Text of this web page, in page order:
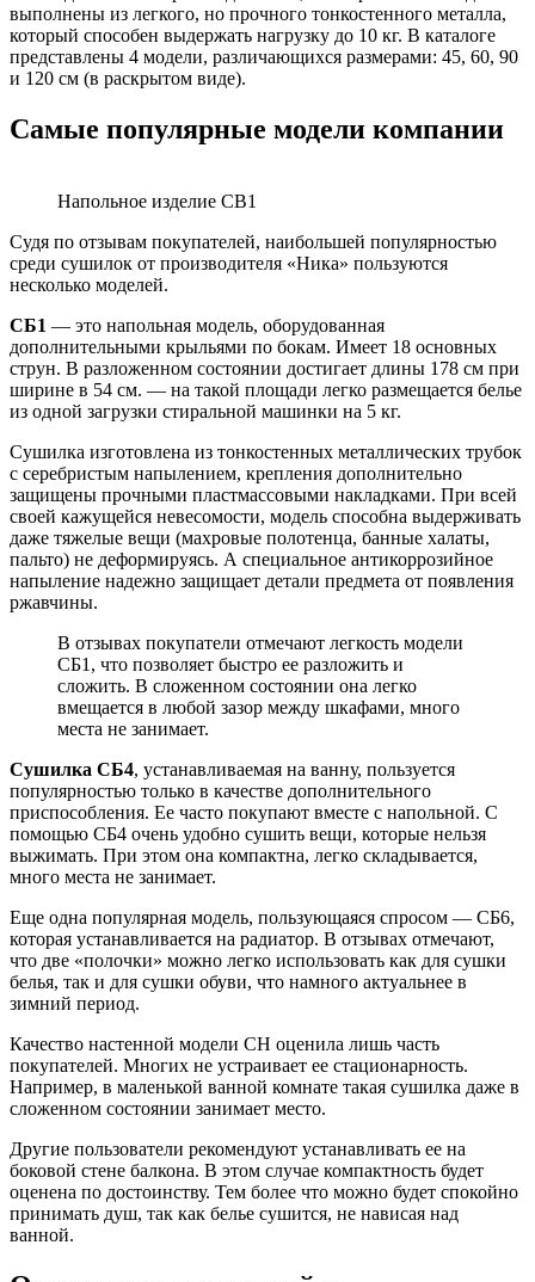
выполнены из легкого, но прочного тонкостенного металла,
который способен выдержать нагрузку до 10 кг. В каталоге
представлены 4 модели, различающихся размерами: 45, 60, 90
и 120 см (в раскрытом виде).
Самые популярные модели компании
Напольное изделие СВ1
Судя по отзывам покупателей, наибольшей популярностью
среди сушилок от производителя «Ника» пользуются
несколько моделей.
СБ1 — это напольная модель, оборудованная
дополнительными крыльями по бокам. Имеет 18 основных
струн. В разложенном состоянии достигает длины 178 см при
ширине в 54 см. — на такой площади легко размещается белье
из одной загрузки стиральной машинки на 5 кг.
Сушилка изготовлена из тонкостенных металлических трубок
с серебристым напылением, крепления дополнительно
защищены прочными пластмассовыми накладками. При всей
своей кажущейся невесомости, модель способна выдерживать
даже тяжелые вещи (махровые полотенца, банные халаты,
пальто) не деформируясь. А специальное антикоррозийное
напыление надежно защищает детали предмета от появления
ржавчины.
В отзывах покупатели отмечают легкость модели
СБ1, что позволяет быстро ее разложить и
сложить. В сложенном состоянии она легко
вмещается в любой зазор между шкафами, много
места не занимает.
Сушилка СБ4, устанавливаемая на ванну, пользуется
популярностью только в качестве дополнительного
приспособления. Ее часто покупают вместе с напольной. С
помощью СБ4 очень удобно сушить вещи, которые нельзя
выжимать. При этом она компактна, легко складывается,
много места не занимает.
Еще одна популярная модель, пользующаяся спросом — СБ6,
которая устанавливается на радиатор. В отзывах отмечают,
что две «полочки» можно легко использовать как для сушки
белья, так и для сушки обуви, что намного актуальнее в
зимний период.
Качество настенной модели СН оценила лишь часть
покупателей. Многих не устраивает ее стационарность.
Например, в маленькой ванной комнате такая сушилка даже в
сложенном состоянии занимает место.
Другие пользователи рекомендуют устанавливать ее на
боковой стене балкона. В этом случае компактность будет
оценена по достоинству. Тем более что можно будет спокойно
принимать душ, так как белье сушится, не нависая над
ванной.